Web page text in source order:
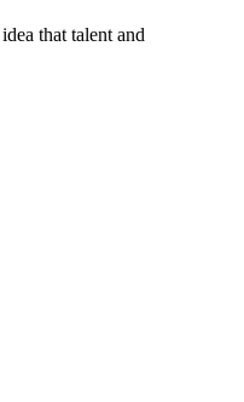
that talent and